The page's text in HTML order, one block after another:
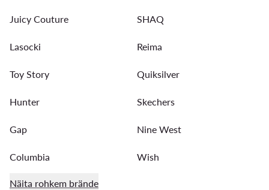
Juicy Couture SHAQ
Lasocki Reima
Toy Story Quiksilver
Hunter Skechers
Gap Nine West
Columbia Wish
Näita rohkem brände